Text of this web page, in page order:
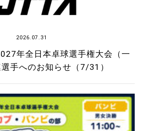
2026.07.31
年全日本卓球選手権大会（一
手へのお知らせ（7/31）